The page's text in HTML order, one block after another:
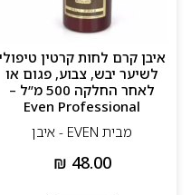
איבן קרם לחות קרטין טיפולי
לשיער יבש, צבוע, פגום או
לאחר החלקה 500 מ”ל –
Even Professional
מבית EVEN - איבן
₪ 48.00